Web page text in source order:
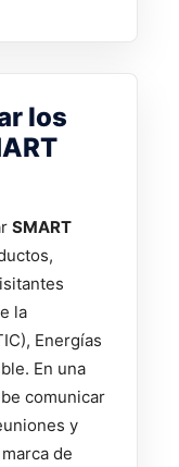
los
SMART
la
Energías
En una
comunicar
y
de